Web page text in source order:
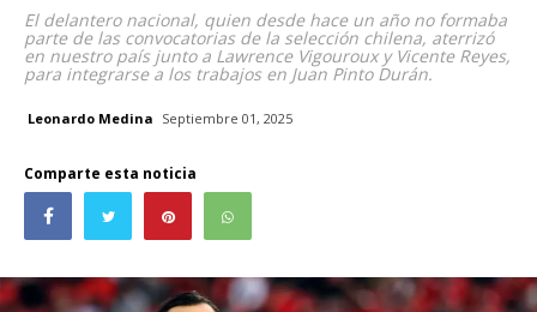
El delantero nacional, quien desde hace un año no formaba
parte de las convocatorias de la selección chilena, aterrizó
en nuestro país junto a Lawrence Vigouroux y Vicente Reyes,
para integrarse a los trabajos en Juan Pinto Durán.
Leonardo Medina Septiembre 01, 2025
Comparte esta noticia